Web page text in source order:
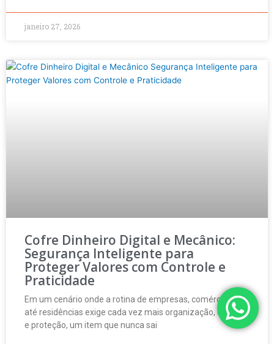
janeiro 27, 2026
Cofre Dinheiro Digital e Mecânico:
Segurança Inteligente para
Proteger Valores com Controle e
Praticidade
Em um cenário onde a rotina de empresas, comércios e
até residências exige cada vez mais organização, controle
e proteção, um item que nunca sai